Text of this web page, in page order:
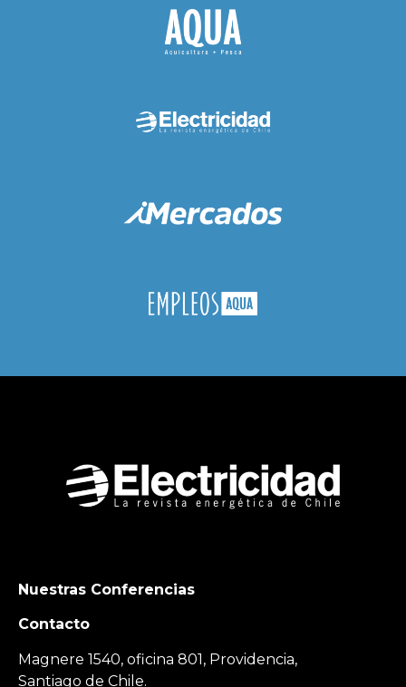
Nuestras Conferencias
Contacto
Magnere 1540, oficina 801, Providencia,
Santiago de Chile.